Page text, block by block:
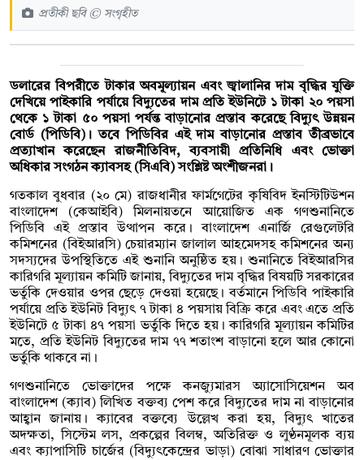
প্রতীকী ছবি © সংগৃহীত
ডলারের বিপরীতে টাকার অবমূল্যায়ন এবং জ্বালানির দাম বৃদ্ধির যুক্তি
দেখিয়ে পাইকারি পর্যায়ে বিদ্যুতের দাম প্রতি ইউনিটে ১ টাকা ২০ পয়সা
থেকে ১ টাকা ৫০ পয়সা পর্যন্ত বাড়ানোর প্রস্তাব করেছে বিদ্যুৎ উন্নয়ন
বোর্ড (পিডিবি)। তবে পিডিবির এই দাম বাড়ানোর প্রস্তাব তীব্রভাবে
প্রত্যাখান করেছেন রাজনীতিবিদ, ব্যবসায়ী প্রতিনিধি এবং ভোক্তা
অধিকার সংগঠন ক্যাবসহ (সিএবি) সংশ্লিষ্ট অংশীজনরা।
গতকাল বুধবার (২০ মে) রাজধানীর ফার্মগেটের কৃষিবিদ ইনস্টিটিউশন
বাংলাদেশ (কেআইবি) মিলনায়তনে আয়োজিত এক গণশুনানিতে
পিডিবি এই প্রস্তাব উত্থাপন করে। বাংলাদেশ এনার্জি রেগুলেটরি
কমিশনের (বিইআরসি) চেয়ারম্যান জালাল আহমেদসহ কমিশনের অন্য
সদস্যদের উপস্থিতিতে এই শুনানি অনুষ্ঠিত হয়। শুনানিতে বিইআরসির
কারিগরি মূল্যায়ন কমিটি জানায়, বিদ্যুতের দাম বৃদ্ধির বিষয়টি সরকারের
ভর্তুকি দেওয়ার ওপর ছেড়ে দেওয়া হয়েছে। বর্তমানে পিডিবি পাইকারি
পর্যায়ে প্রতি ইউনিট বিদ্যুৎ ৭ টাকা ৪ পয়সায় বিক্রি করে এবং এতে প্রতি
ইউনিটে ৫ টাকা ৪৭ পয়সা ভর্তুকি দিতে হয়। কারিগরি মূল্যায়ন কমিটির
মতে, প্রতি ইউনিট বিদ্যুতের দাম ৭৭ শতাংশ বাড়ানো হলে আর কোনো
ভর্তুকি থাকবে না।
গণশুনানিতে ভোক্তাদের পক্ষে কনজ্যুমারস অ্যাসোসিয়েশন অব
বাংলাদেশ (ক্যাব) লিখিত বক্তব্য পেশ করে বিদ্যুতের দাম না বাড়ানোর
আহ্বান জানায়। ক্যাবের বক্তব্যে উল্লেখ করা হয়, বিদ্যুৎ খাতের
অদক্ষতা, সিস্টেম লস, প্রকল্পের বিলম্ব, অতিরিক্ত ও লুণ্ঠনমূলক ব্যয়
এবং ক্যাপাসিটি চার্জের (বিদ্যুৎকেন্দ্রের ভাড়া) বোঝা সাধারণ ভোক্তার